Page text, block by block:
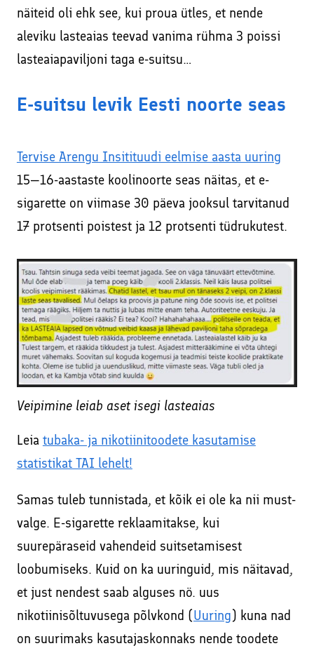
näiteid oli ehk see, kui proua ütles, et nende
aleviku lasteaias teevad vanima rühma 3 poissi
lasteaiapaviljoni taga e-suitsu…
E-suitsu levik Eesti noorte seas
Tervise Arengu Insitituudi eelmise aasta uuring
15—16-aastaste koolinoorte seas näitas, et e-
sigarette on viimase 30 päeva jooksul tarvitanud
17 protsenti poistest ja 12 protsenti tüdrukutest.
Veipimine leiab aset isegi lasteaias
Leia tubaka- ja nikotiinitoodete kasutamise
statistikat TAI lehelt!
Samas tuleb tunnistada, et kõik ei ole ka nii must-
valge. E-sigarette reklaamitakse, kui
suurepäraseid vahendeid suitsetamisest
loobumiseks. Kuid on ka uuringuid, mis näitavad,
et just nendest saab alguses nö. uus
nikotiinisõltuvusega põlvkond (Uuring) kuna nad
on suurimaks kasutajaskonnaks nende toodete